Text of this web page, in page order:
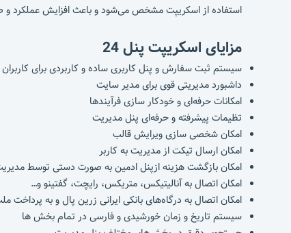
استفاده از اسکریپت مشخص می‌شود و باعث افزایش عملکرد و
مزایای اسکریپت پنل 24
سیستم ثبت سفارش و پنل کاربری ساده و کاربردی برای کاربران
داشبورد مدیریتی قوی برای مدیر سایت
امکانات حرفه‌ای و خودکار سازی فرآیندها
تظیمات پیشرفته و حرفه‌ای پنل مدیریت
امکان شخصی سازی ویرایش قالب
امکان ارسال تیکت از مدیریت به کاربر
امکان بازگشت هزینه ازپنل ادمین به صورت دستی توسط
امکان اتصال به آنالیتیکس، متریکس، رایچت، گفتینو و…
امکان اتصال به درگاه‌های بانکی ایرانی زرین پال و به پرداخت
سیستم تاریخ و زمان خورشیدی و فارسی در تمام بخش ها